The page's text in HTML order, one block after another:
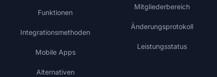
Funktionen
Integrationsmethoden
Mobile Apps
Alternativen
Mitgliederbereich
Änderungsprotokoll
Leistungsstatus